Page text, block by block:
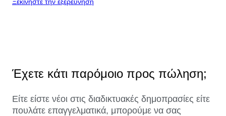
Έχετε κάτι παρόμοιο προς πώληση;
Είτε είστε νέοι στις διαδικτυακές δημοπρασίες είτε
πουλάτε επαγγελματικά, μπορούμε να σας